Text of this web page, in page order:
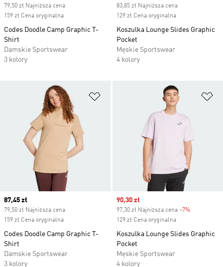
79,50 zł Najniższa cena
159 zł Cena oryginalna
Codes Doodle Camp Graphic T-
Shirt
Damskie Sportswear
3 kolory
83,85 zł Najniższa cena
129 zł Cena oryginalna
Koszulka Lounge Slides Graphic
Pocket
Męskie Sportswear
4 kolory
Dodaj do listy życzeń
Current price
87,45 zł
79,50 zł Najniższa cena
159 zł Cena oryginalna
Codes Doodle Camp Graphic T-
Shirt
Damskie Sportswear
3 kolory
Sale price
90,30 zł
97,30 zł Najniższa cena -7%
129 zł Cena oryginalna
Koszulka Lounge Slides Graphic
Pocket
Męskie Sportswear
4 kolory